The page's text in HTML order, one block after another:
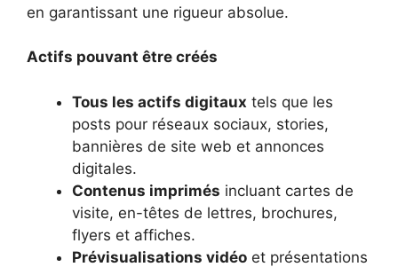
en garantissant une rigueur absolue.
Actifs pouvant être créés
Tous les actifs digitaux tels que les
posts pour réseaux sociaux, stories,
bannières de site web et annonces
digitales.
Contenus imprimés incluant cartes de
visite, en-têtes de lettres, brochures,
flyers et affiches.
Prévisualisations vidéo et présentations